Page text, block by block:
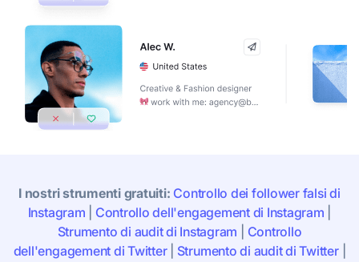
I nostri strumenti gratuiti: Controllo dei follower falsi di
Instagram
Controllo dell'engagement di Instagram
Strumento di audit di Instagram
Controllo
dell'engagement di Twitter
Strumento di audit di Twitter